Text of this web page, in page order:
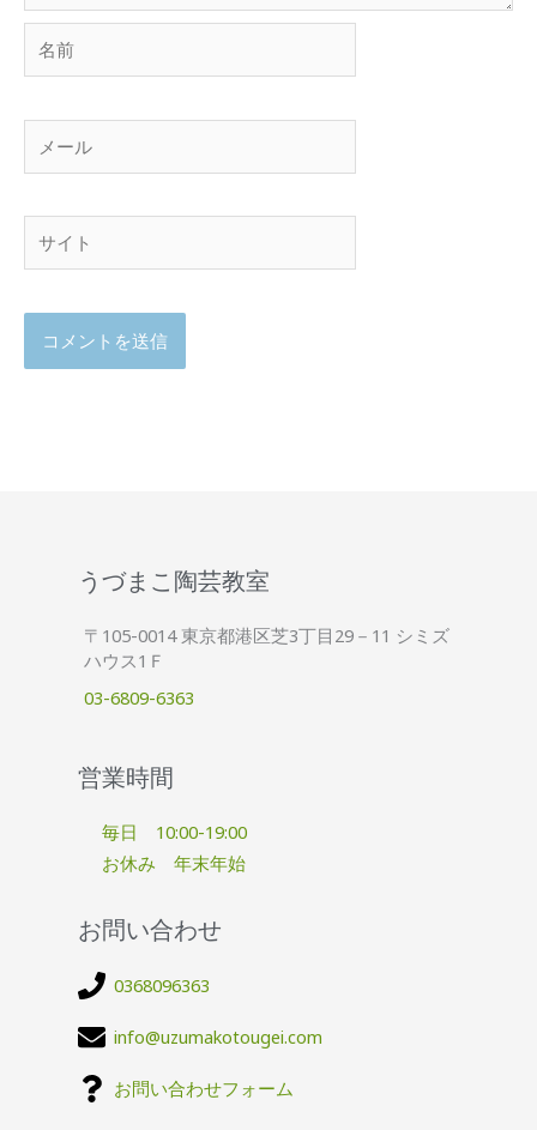
前
ー
ル
ト
うづまこ陶芸教室
〒105-0014 東京都港区芝3丁目29－11 シミズ
ハウス1Ｆ
03-6809-6363
営業時間
毎日 10:00-19:00
お休み 年末年始
お問い合わせ
0368096363
info@uzumakotougei.com
お問い合わせフォーム